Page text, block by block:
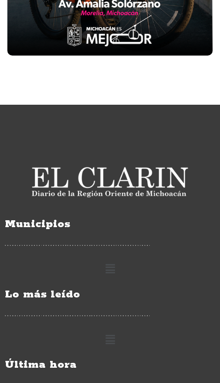
Municipios
Lo más leído
Última hora